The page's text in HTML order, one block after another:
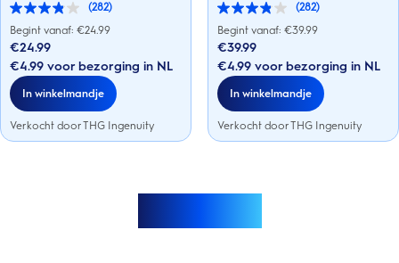
(282)
3.8
van
de
5
sterren.
282
beoordelingen
Begint vanaf: €24.99
€24.99
€4.99 voor bezorging in NL
In winkelmandje
Verkocht door THG Ingenuity
(282)
3.8
van
de
5
sterren.
282
beoordelingen
Begint vanaf: €39.99
€39.99
€4.99 voor bezorging in NL
In winkelmandje
Verkocht door THG Ingenuity